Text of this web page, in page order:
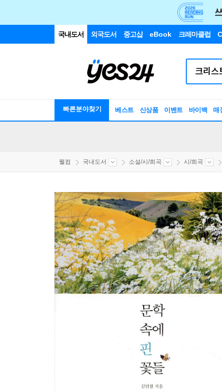
국내도서 외국도서 중고샵 eBook 크레마클럽
빠른분야찾기 베스트 신상품 이벤트 바이백 매
웰컴 국내도서 소설/시/희곡 시/희곡